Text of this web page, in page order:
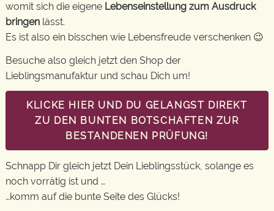
womit sich die eigene Lebenseinstellung zum Ausdruck
bringen lässt.
Es ist also ein bisschen wie Lebensfreude verschenken 😉
Besuche also gleich jetzt den Shop der
Lieblingsmanufaktur und schau Dich um!
KLICKE HIER UND DU GELANGST DIREKT
ZU DEN BUNTEN BOTSCHAFTEN ZUR
BESTANDENEN PRÜFUNG!
Schnapp Dir gleich jetzt Dein Lieblingsstück, solange es
noch vorrätig ist und …
…komm auf die bunte Seite des Glücks!